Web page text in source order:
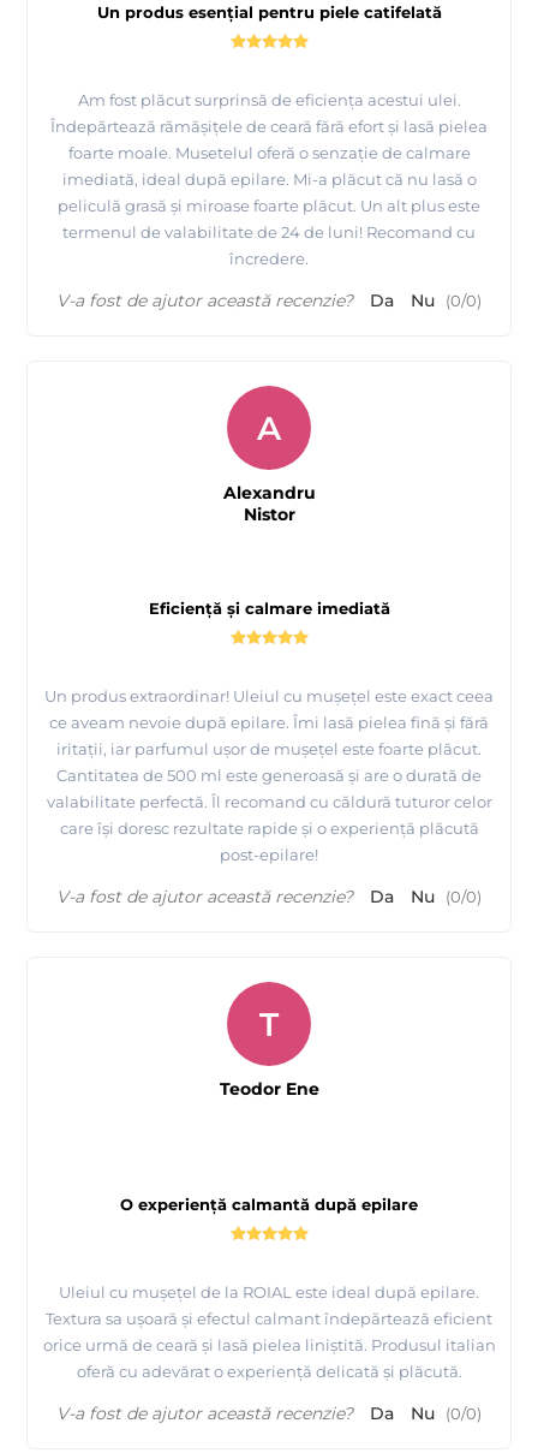
Un produs esențial pentru piele catifelată
Am fost plăcut surprinsă de eficiența acestui ulei.
Îndepărtează rămășițele de ceară fără efort și lasă pielea
foarte moale. Musetelul oferă o senzație de calmare
imediată, ideal după epilare. Mi-a plăcut că nu lasă o
peliculă grasă și miroase foarte plăcut. Un alt plus este
termenul de valabilitate de 24 de luni! Recomand cu
încredere.
V-a fost de ajutor această recenzie? Da Nu (0/0)
Eficiență și calmare imediată
Un produs extraordinar! Uleiul cu mușețel este exact ceea
ce aveam nevoie după epilare. Îmi lasă pielea fină și fără
iritații, iar parfumul ușor de mușețel este foarte plăcut.
Cantitatea de 500 ml este generoasă și are o durată de
valabilitate perfectă. Îl recomand cu căldură tuturor celor
care își doresc rezultate rapide și o experiență plăcută
post-epilare!
A
Alexandru
Nistor
V-a fost de ajutor această recenzie? Da Nu (0/0)
O experiență calmantă după epilare
Uleiul cu mușețel de la ROIAL este ideal după epilare.
Textura sa ușoară și efectul calmant îndepărtează eficient
orice urmă de ceară și lasă pielea liniștită. Produsul italian
oferă cu adevărat o experiență delicată și plăcută.
T
Teodor Ene
V-a fost de ajutor această recenzie? Da Nu (0/0)